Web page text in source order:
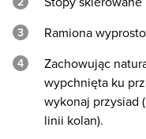
Ramiona
Zachowując
wypchnięta ku
wykonaj przysiad
linii kolan).